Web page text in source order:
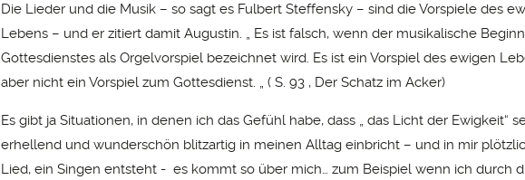
Die Lieder und die Musik – so sagt es Fulbert Steffensky – sind die Vorspiele des
Lebens – und er zitiert damit Augustin. „ Es ist falsch, wenn der musikalische
Gottesdienstes als Orgelvorspiel bezeichnet wird. Es ist ein Vorspiel des ewigen
aber nicht ein Vorspiel zum Gottesdienst. „ ( S. 93 , Der Schatz im Acker)
Es gibt ja Situationen, in denen ich das Gefühl habe, dass „ das Licht der Ewigkeit“
erhellend und wunderschön blitzartig in meinen Alltag einbricht – und in mir
Lied, ein Singen entsteht - es kommt so über mich… zum Beispiel wenn ich durch